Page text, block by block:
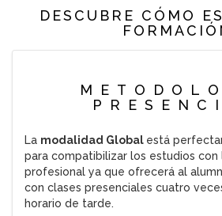
DESCUBRE CÓMO
La modalidad Global está
para compatibilizar los estudios con
profesional ya que ofrecerá al
con clases presenciales cuatro
horario de tarde.